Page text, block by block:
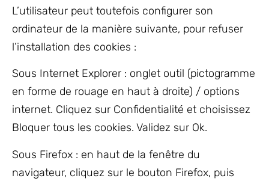
L’utilisateur peut toutefois configurer son
ordinateur de la manière suivante, pour refuser
l’installation des cookies :
Sous Internet Explorer : onglet outil (pictogramme
en forme de rouage en haut à droite) / options
internet. Cliquez sur Confidentialité et choisissez
Bloquer tous les cookies. Validez sur Ok.
Sous Firefox : en haut de la fenêtre du
navigateur, cliquez sur le bouton Firefox, puis